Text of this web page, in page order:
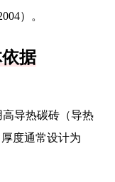
）。
据
导热碳砖（导热
度通常设计为